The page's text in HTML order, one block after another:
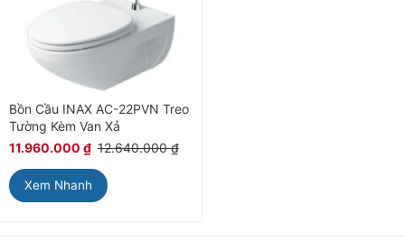
Bồn Cầu INAX AC-22PVN Treo
Tường Kèm Van Xả
11.960.000 ₫ 12.640.000₫
Xem Nhanh